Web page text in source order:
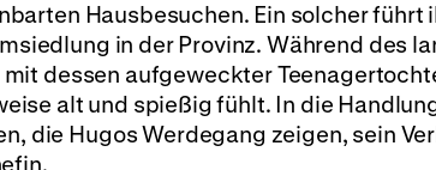
Hausbesuchen. Ein solcher führt
in der Provinz. Während des
dessen aufgeweckter
alt und spießig fühlt. In die
die Hugos Werdegang zeigen, sein